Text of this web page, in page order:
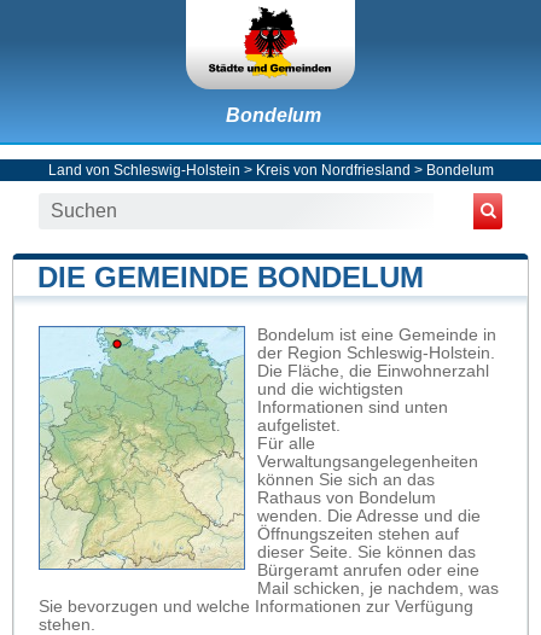
Bondelum
Land von Schleswig-Holstein > Kreis von Nordfriesland > Bondelum
DIE GEMEINDE BONDELUM
Bondelum ist eine Gemeinde in
der Region Schleswig-Holstein.
Die Fläche, die Einwohnerzahl
und die wichtigsten
Informationen sind unten
aufgelistet.
Für alle
Verwaltungsangelegenheiten
können Sie sich an das
Rathaus von Bondelum
wenden. Die Adresse und die
Öffnungszeiten stehen auf
dieser Seite. Sie können das
Bürgeramt anrufen oder eine
Mail schicken, je nachdem, was
Sie bevorzugen und welche Informationen zur Verfügung
stehen.